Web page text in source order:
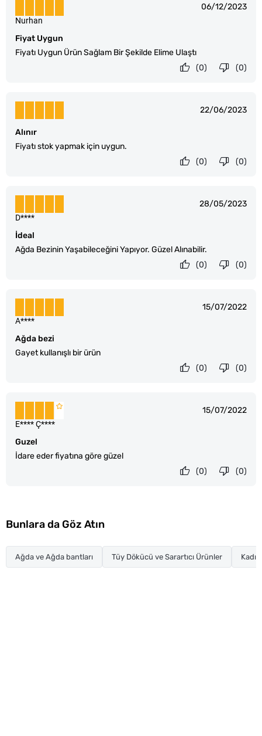
06/12/2023
Fiyat Uygun
Fiyatı Uygun Ürün Sağlam Bir Şekilde Elime Ulaştı
Nurhan
(0)
(0)
22/06/2023
Alınır
Fiyatı stok yapmak için uygun.
(0)
(0)
28/05/2023
İdeal
Ağda Bezinin Yaşabileceğini Yapıyor. Güzel Alınabilir.
D****
(0)
(0)
15/07/2022
Ağda bezi
Gayet kullanışlı bir ürün
A****
(0)
(0)
15/07/2022
Guzel
İdare eder fiyatına göre güzel
E**** Ç****
(0)
(0)
Bunlara da Göz Atın
Ağda ve Ağda bantları Tüy Dökücü ve Sarartıcı Ürünler